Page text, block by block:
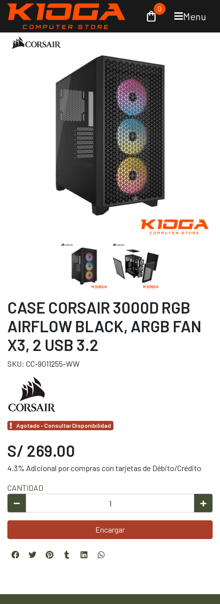
Menu
0
CASE CORSAIR 3000D RGB
AIRFLOW BLACK, ARGB FAN
X3, 2 USB 3.2
SKU: CC-9011255-WW
Agotado - Consultar Disponibilidad
S/ 269.00
4.3% Adicional por compras con tarjetas de Débito/Crédito
CANTIDAD
Encargar